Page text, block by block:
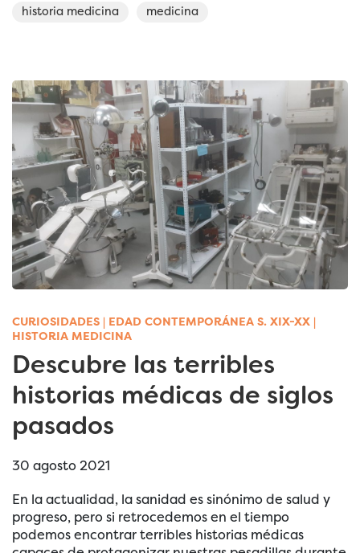
historia medicina medicina
CURIOSIDADES | EDAD CONTEMPORÁNEA S. XIX-XX |
HISTORIA MEDICINA
Descubre las terribles
historias médicas de siglos
pasados
30 agosto 2021
En la actualidad, la sanidad es sinónimo de salud y
progreso, pero si retrocedemos en el tiempo
podemos encontrar terribles historias médicas